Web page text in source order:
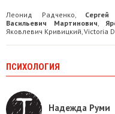
Леонид Радченко
Васильевич Мартинович
Яковлевич Кривицкий Victoria
ПСИХОЛОГИЯ
Надежда Руми